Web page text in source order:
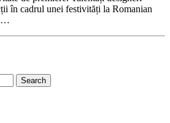
în cadrul unei festivități la Romanian